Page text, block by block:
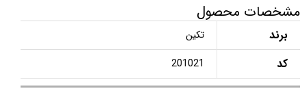
مشخصات محصول
برند تکین
کد 201021